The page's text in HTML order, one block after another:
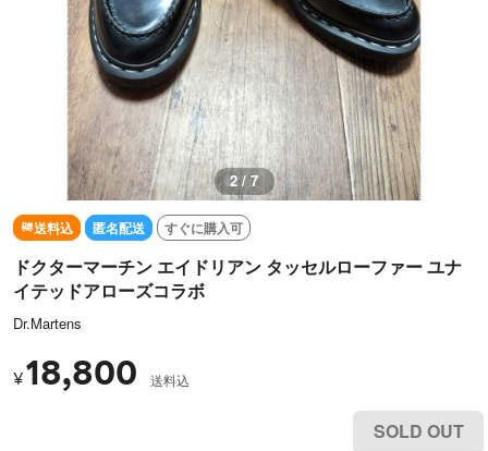
3 / 7
送料込 匿名配送 すぐに購入可
ドクターマーチン エイドリアン タッセルローファー ユナ
イテッドアローズコラボ
Dr.Martens
¥18,800 送料込
SOLD OUT